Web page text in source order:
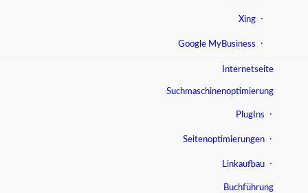
Xing
Google MyBusiness
Internetseite
Suchmaschinenoptimierung
PlugIns
Seitenoptimierungen
Linkaufbau
Buchführung